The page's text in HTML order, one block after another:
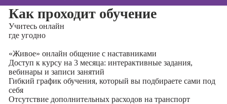
Как проходит обучение
Учитесь онлайн
где угодно
«Живое» онлайн общение с наставниками
Доступ к курсу на 3 месяца: интерактивные задания,
вебинары и записи занятий
Гибкий график обучения, который вы подбираете сами под
себя
Отсутствие дополнительных расходов на транспорт